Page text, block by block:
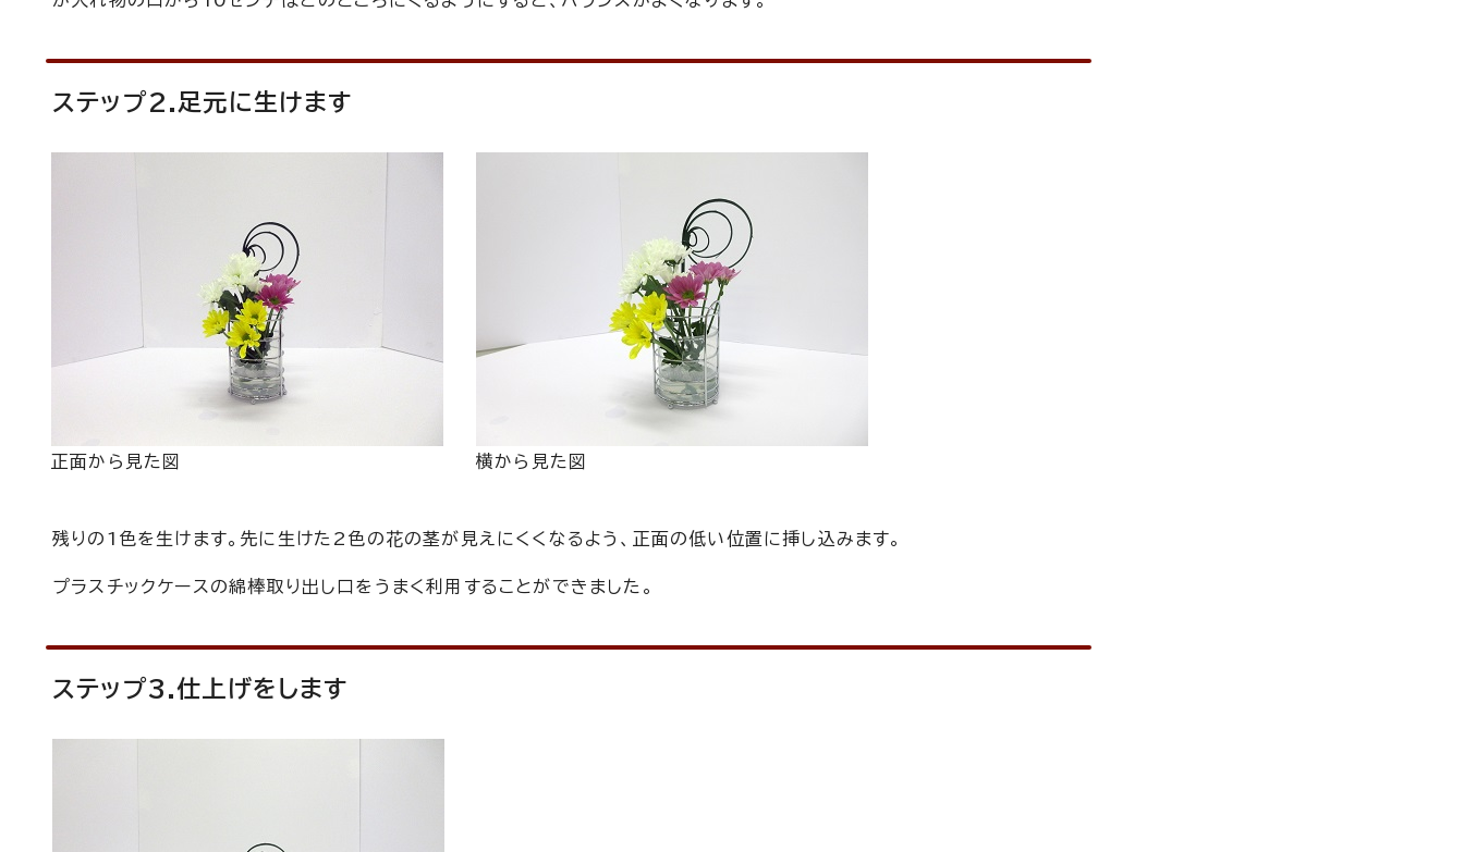
ステップ2.足元に生けます
正面から見た図 横から見た図
残りの1色を生けます。先に生けた2色の花の茎が見えにくくなるよう、正面の低い位置に挿し込みます。
プラスチックケースの綿棒取り出し口をうまく利用することができました。
ステップ3.仕上げをします